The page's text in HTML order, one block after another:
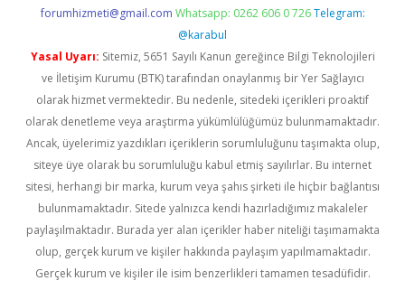
forumhizmeti@gmail.com Whatsapp: 0262 606 0 726 Telegram:
@karabul
Yasal Uyarı: Sitemiz, 5651 Sayılı Kanun gereğince Bilgi Teknolojileri
ve İletişim Kurumu (BTK) tarafından onaylanmış bir Yer Sağlayıcı
olarak hizmet vermektedir. Bu nedenle, sitedeki içerikleri proaktif
olarak denetleme veya araştırma yükümlülüğümüz bulunmamaktadır.
Ancak, üyelerimiz yazdıkları içeriklerin sorumluluğunu taşımakta olup,
siteye üye olarak bu sorumluluğu kabul etmiş sayılırlar. Bu internet
sitesi, herhangi bir marka, kurum veya şahıs şirketi ile hiçbir bağlantısı
bulunmamaktadır. Sitede yalnızca kendi hazırladığımız makaleler
paylaşılmaktadır. Burada yer alan içerikler haber niteliği taşımamakta
olup, gerçek kurum ve kişiler hakkında paylaşım yapılmamaktadır.
Gerçek kurum ve kişiler ile isim benzerlikleri tamamen tesadüfidir.